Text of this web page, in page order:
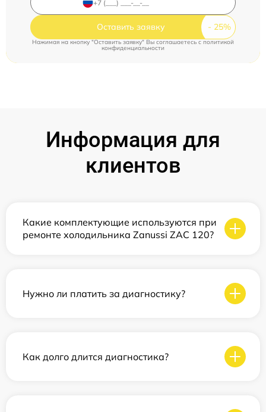
Оставить заявку
Нажимая на кнопку "Оставить заявку" Вы соглашаетесь cполитикой
конфиденциальности
Информация для
клиентов
Какие комплектующие используются при
ремонте холодильника Zanussi ZAC 120?
Нужно ли платить за диагностику?
Как долго длится диагностика?